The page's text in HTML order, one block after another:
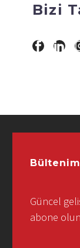
Bizi
Güncel
abone